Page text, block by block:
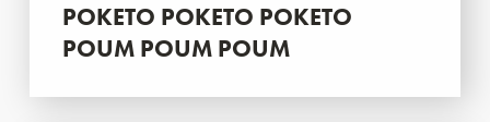
POKETO POKETO POKETO
POUM POUM POUM